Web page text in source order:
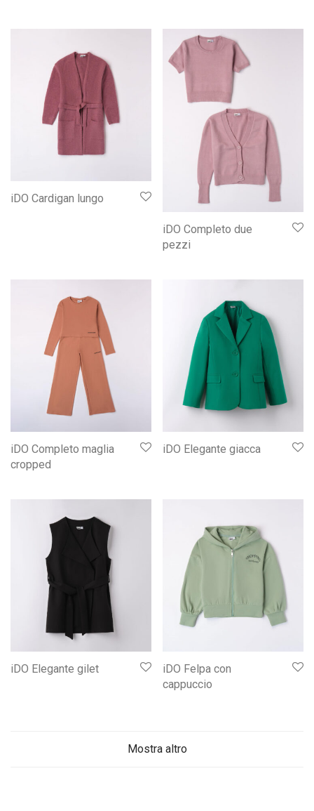
iDO Cardigan lungo
iDO Completo due
pezzi
iDO Completo maglia
cropped
iDO Elegante giacca
iDO Elegante gilet
iDO Felpa con
cappuccio
Mostra altro